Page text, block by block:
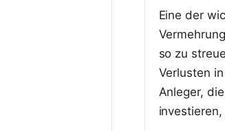
Eine der
so zu
Verlusten
Anleger,